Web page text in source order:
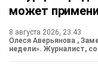
может
8 августа 2026, 23:43
Олеся Аверьянова ,
недели». Журналист,